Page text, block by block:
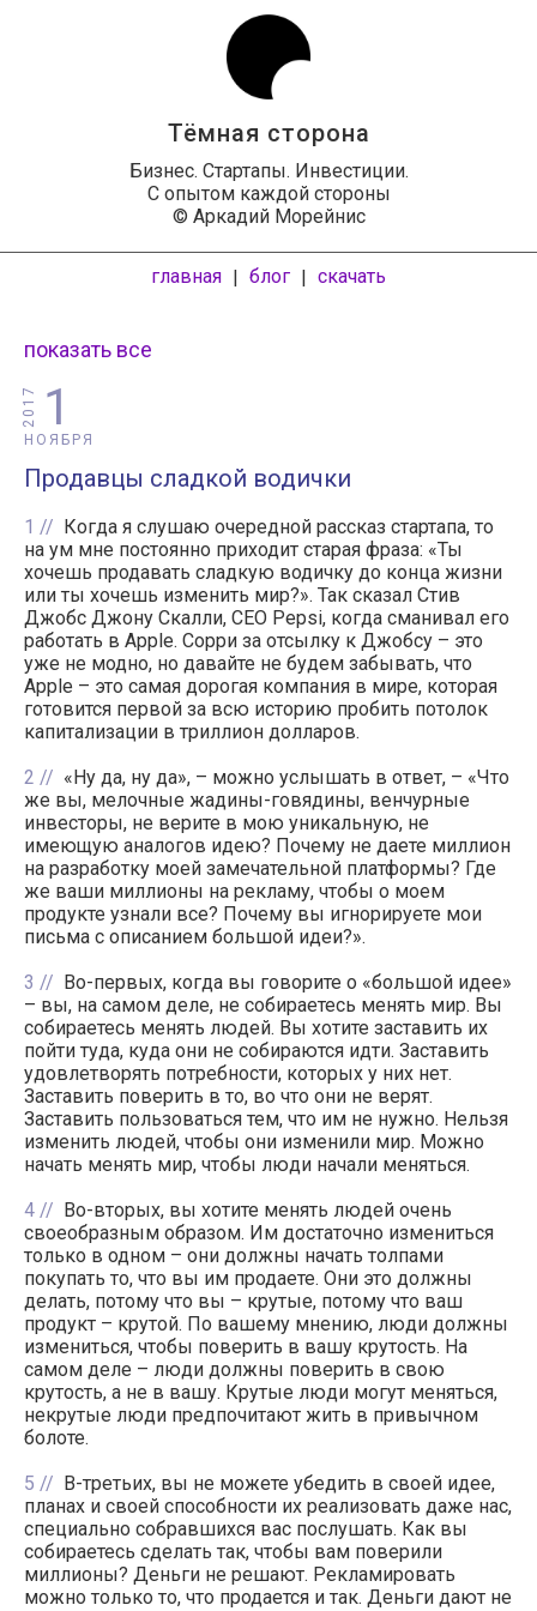
Тёмная сторона
Бизнес. Стартапы. Инвестиции.
С опытом каждой стороны
© Аркадий Морейнис
главная | блог | скачать
показать все
1
НОЯБРЯ
2017
Продавцы сладкой водички
1
Когда я слушаю очередной рассказ стартапа, то
на ум мне постоянно приходит старая фраза: «Ты
хочешь продавать сладкую водичку до конца жизни
или ты хочешь изменить мир?». Так сказал Стив
Джобс Джону Скалли, CEO Pepsi, когда сманивал его
работать в Apple. Сорри за отсылку к Джобсу – это
уже не модно, но давайте не будем забывать, что
Apple – это самая дорогая компания в мире, которая
готовится первой за всю историю пробить потолок
капитализации в триллион долларов.
2
«Ну да, ну да», – можно услышать в ответ, – «Что
же вы, мелочные жадины-говядины, венчурные
инвесторы, не верите в мою уникальную, не
имеющую аналогов идею? Почему не даете миллион
на разработку моей замечательной платформы? Где
же ваши миллионы на рекламу, чтобы о моем
продукте узнали все? Почему вы игнорируете мои
письма с описанием большой идеи?».
3
Во-первых, когда вы говорите о «большой идее»
– вы, на самом деле, не собираетесь менять мир. Вы
собираетесь менять людей. Вы хотите заставить их
пойти туда, куда они не собираются идти. Заставить
удовлетворять потребности, которых у них нет.
Заставить поверить в то, во что они не верят.
Заставить пользоваться тем, что им не нужно. Нельзя
изменить людей, чтобы они изменили мир. Можно
начать менять мир, чтобы люди начали меняться.
4
Во-вторых, вы хотите менять людей очень
своеобразным образом. Им достаточно измениться
только в одном – они должны начать толпами
покупать то, что вы им продаете. Они это должны
делать, потому что вы – крутые, потому что ваш
продукт – крутой. По вашему мнению, люди должны
измениться, чтобы поверить в вашу крутость. На
самом деле – люди должны поверить в свою
крутость, а не в вашу. Крутые люди могут меняться,
некрутые люди предпочитают жить в привычном
болоте.
5
В-третьих, вы не можете убедить в своей идее,
планах и своей способности их реализовать даже нас,
специально собравшихся вас послушать. Как вы
собираетесь сделать так, чтобы вам поверили
миллионы? Деньги не решают. Рекламировать
можно только то, что продается и так. Деньги дают не